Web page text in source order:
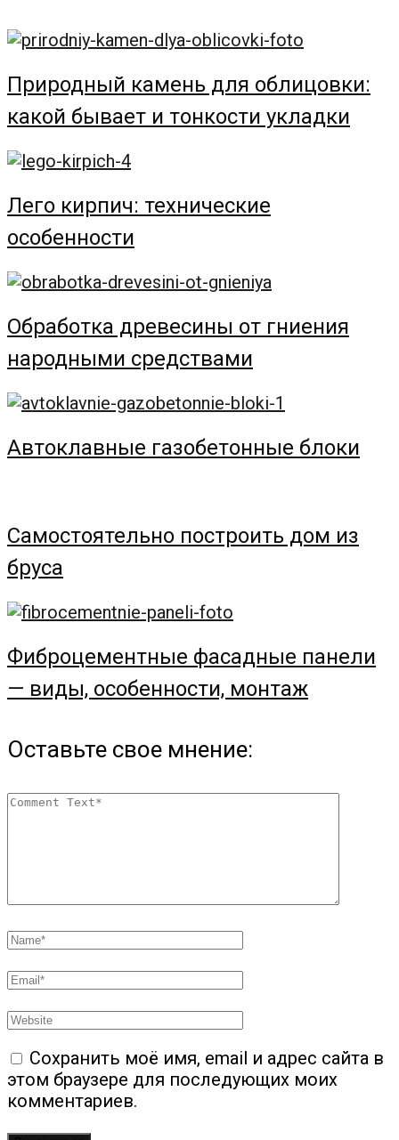
Природный камень для облицовки:
какой бывает и тонкости укладки
Лего кирпич: технические
особенности
Обработка древесины от гниения
народными средствами
Автоклавные газобетонные блоки
Самостоятельно построить дом из
бруса
Фиброцементные фасадные панели
— виды, особенности, монтаж
Оставьте свое мнение:
Сохранить моё имя, email и адрес сайта в
этом браузере для последующих моих
комментариев.